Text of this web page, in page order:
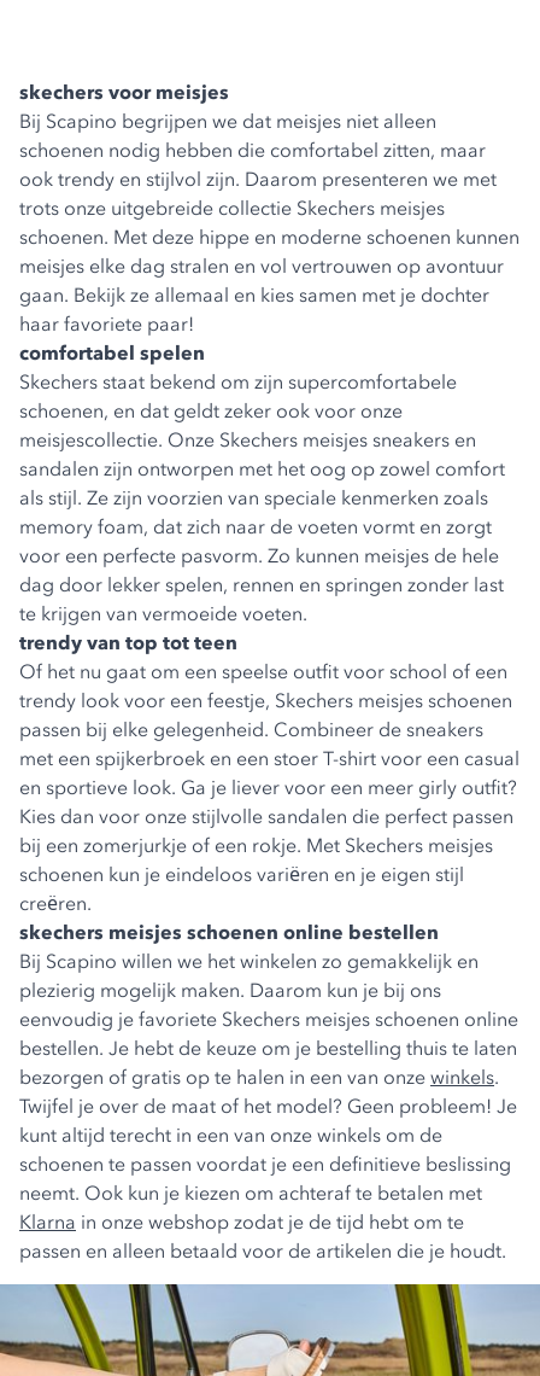
skechers voor meisjes
Bij Scapino begrijpen we dat meisjes niet alleen
schoenen nodig hebben die comfortabel zitten, maar
ook trendy en stijlvol zijn. Daarom presenteren we met
trots onze uitgebreide collectie Skechers meisjes
schoenen. Met deze hippe en moderne schoenen kunnen
meisjes elke dag stralen en vol vertrouwen op avontuur
gaan. Bekijk ze allemaal en kies samen met je dochter
haar favoriete paar!
comfortabel spelen
Skechers staat bekend om zijn supercomfortabele
schoenen, en dat geldt zeker ook voor onze
meisjescollectie. Onze Skechers meisjes sneakers en
sandalen zijn ontworpen met het oog op zowel comfort
als stijl. Ze zijn voorzien van speciale kenmerken zoals
memory foam, dat zich naar de voeten vormt en zorgt
voor een perfecte pasvorm. Zo kunnen meisjes de hele
dag door lekker spelen, rennen en springen zonder last
te krijgen van vermoeide voeten.
trendy van top tot teen
Of het nu gaat om een speelse outfit voor school of een
trendy look voor een feestje, Skechers meisjes schoenen
passen bij elke gelegenheid. Combineer de sneakers
met een spijkerbroek en een stoer T-shirt voor een casual
en sportieve look. Ga je liever voor een meer girly outfit?
Kies dan voor onze stijlvolle sandalen die perfect passen
bij een zomerjurkje of een rokje. Met Skechers meisjes
schoenen kun je eindeloos variëren en je eigen stijl
creëren.
skechers meisjes schoenen online bestellen
Bij Scapino willen we het winkelen zo gemakkelijk en
plezierig mogelijk maken. Daarom kun je bij ons
eenvoudig je favoriete Skechers meisjes schoenen online
bestellen. Je hebt de keuze om je bestelling thuis te laten
bezorgen of gratis op te halen in een van onze winkels.
Twijfel je over de maat of het model? Geen probleem! Je
kunt altijd terecht in een van onze winkels om de
schoenen te passen voordat je een definitieve beslissing
neemt. Ook kun je kiezen om achteraf te betalen met
Klarna in onze webshop zodat je de tijd hebt om te
passen en alleen betaald voor de artikelen die je houdt.